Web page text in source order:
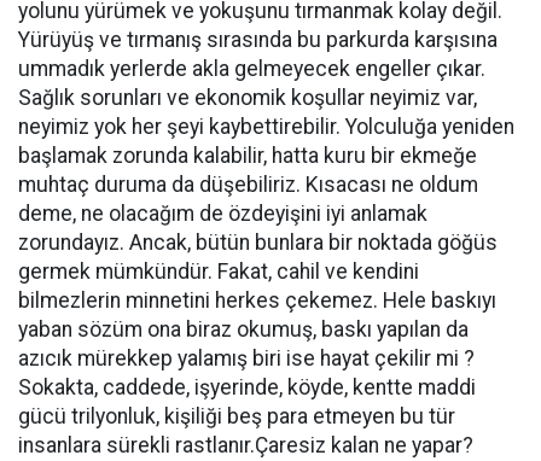
yolunu yürümek ve yokuşunu tırmanmak kolay değil.
Yürüyüş ve tırmanış sırasında bu parkurda karşısına
ummadık yerlerde akla gelmeyecek engeller çıkar.
Sağlık sorunları ve ekonomik koşullar neyimiz var,
neyimiz yok her şeyi kaybettirebilir. Yolculuğa yeniden
başlamak zorunda kalabilir, hatta kuru bir ekmeğe
muhtaç duruma da düşebiliriz. Kısacası ne oldum
deme, ne olacağım de özdeyişini iyi anlamak
zorundayız. Ancak, bütün bunlara bir noktada göğüs
germek mümkündür. Fakat, cahil ve kendini
bilmezlerin minnetini herkes çekemez. Hele baskıyı
yaban sözüm ona biraz okumuş, baskı yapılan da
azıcık mürekkep yalamış biri ise hayat çekilir mi ?
Sokakta, caddede, işyerinde, köyde, kentte maddi
gücü trilyonluk, kişiliği beş para etmeyen bu tür
insanlara sürekli rastlanır.Çaresiz kalan ne yapar?